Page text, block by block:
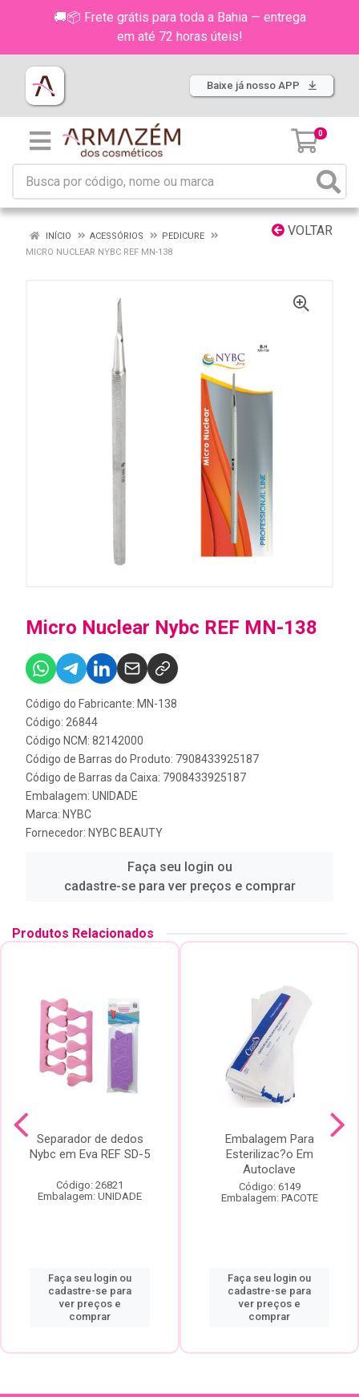
🚚📦 Frete grátis para toda a Bahia — entrega
em até 72 horas úteis!
Baixe já nosso APP
0
VOLTAR
INÍCIO ACESSÓRIOS
PEDICURE
MICRO NUCLEAR NYBC REF MN-138
Micro Nuclear Nybc REF MN-138
Código do Fabricante: MN-138
Código: 26844
Código NCM: 82142000
Código de Barras do Produto: 7908433925187
Código de Barras da Caixa: 7908433925187
Embalagem: UNIDADE
Marca: NYBC
Fornecedor: NYBC BEAUTY
Faça seu login ou
cadastre-se para ver preços e comprar
Produtos Relacionados
Separador de dedos
Nybc em Eva REF SD-5
Código: 26821
Embalagem: UNIDADE
Faça seu login ou
cadastre-se para
ver preços e
comprar
Embalagem Para
Esterilizac?o Em
Autoclave
Código: 6149
Embalagem: PACOTE
Faça seu login ou
cadastre-se para
ver preços e
comprar